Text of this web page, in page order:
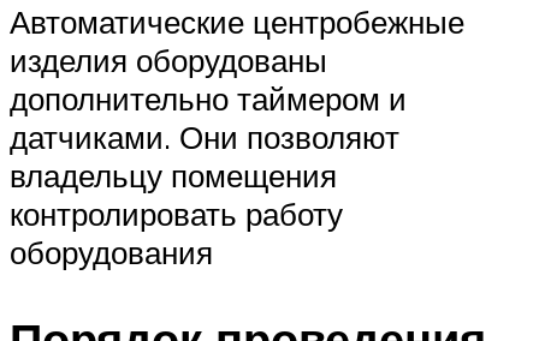
Автоматические центробежные
изделия оборудованы
дополнительно таймером и
датчиками. Они позволяют
владельцу помещения
контролировать работу
оборудования